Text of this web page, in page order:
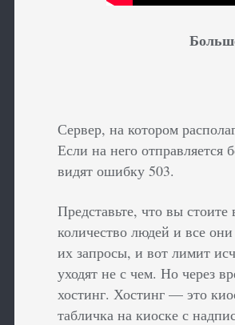
Сервер, на котором
Если на него отправляется
видят ошибку 503.
Представьте, что вы
количество людей и все
их запросы, и вот лимит
уходят не с чем. Но через
хостинг. Хостинг — это
табличка на киоске с